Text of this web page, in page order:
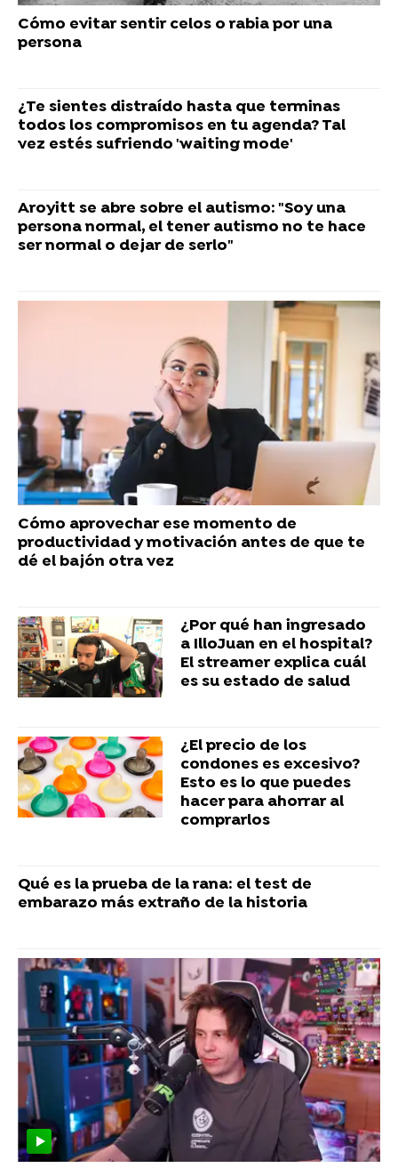
Cómo evitar sentir celos o rabia por una
persona
¿Te sientes distraído hasta que terminas
todos los compromisos en tu agenda? Tal
vez estés sufriendo 'waiting mode'
Aroyitt se abre sobre el autismo: "Soy una
persona normal, el tener autismo no te hace
ser normal o dejar de serlo"
Cómo aprovechar ese momento de
productividad y motivación antes de que te
dé el bajón otra vez
¿Por qué han ingresado
a IlloJuan en el hospital?
El streamer explica cuál
es su estado de salud
¿El precio de los
condones es excesivo?
Esto es lo que puedes
hacer para ahorrar al
comprarlos
Qué es la prueba de la rana: el test de
embarazo más extraño de la historia